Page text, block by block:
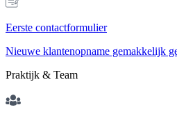
Eerste contactformulier
Nieuwe klantenopname gemakkelijk
Praktijk & Team